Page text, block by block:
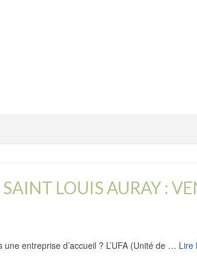
SAINT LOUIS AURAY :
entreprise d’accueil ? L’UFA (Unité de … Lire